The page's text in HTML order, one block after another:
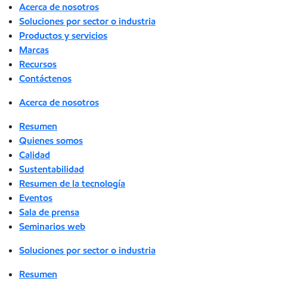
Acerca de nosotros
Soluciones por sector o industria
Productos y servicios
Marcas
Recursos
Contáctenos
Acerca de nosotros
Resumen
Quienes somos
Calidad
Sustentabilidad
Resumen de la tecnología
Eventos
Sala de prensa
Seminarios web
Soluciones por sector o industria
Resumen